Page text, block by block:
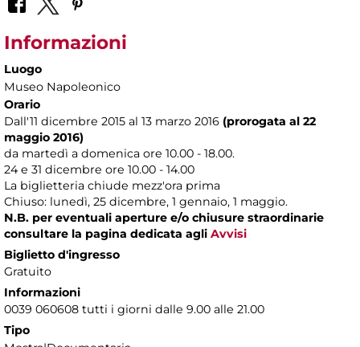
Informazioni
Luogo
Museo Napoleonico
Orario
Dall'11 dicembre 2015 al 13 marzo 2016 (prorogata al 22
maggio 2016)
da martedì a domenica ore 10.00 - 18.00.
24 e 31 dicembre ore 10.00 - 14.00
La biglietteria chiude mezz'ora prima
Chiuso: lunedì, 25 dicembre, 1 gennaio, 1 maggio.
N.B. per eventuali aperture e/o chiusure straordinarie
consultare la pagina dedicata agli Avvisi
Biglietto d'ingresso
Gratuito
Informazioni
0039 060608 tutti i giorni dalle 9.00 alle 21.00
Tipo